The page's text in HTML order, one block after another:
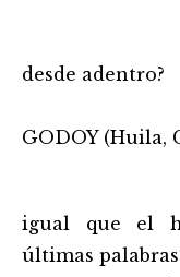
desde adentro?
GODOY (Huila,
igual que el
últimas palabras